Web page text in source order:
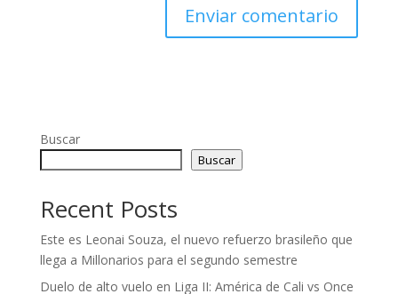
Buscar
Buscar
Recent Posts
Este es Leonai Souza, el nuevo refuerzo brasileño que
llega a Millonarios para el segundo semestre
Duelo de alto vuelo en Liga II: América de Cali vs Once